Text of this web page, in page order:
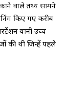
वाले तथ्य सामने
किए गए करीब
यानी उच्च
की थी जिन्हें पहले